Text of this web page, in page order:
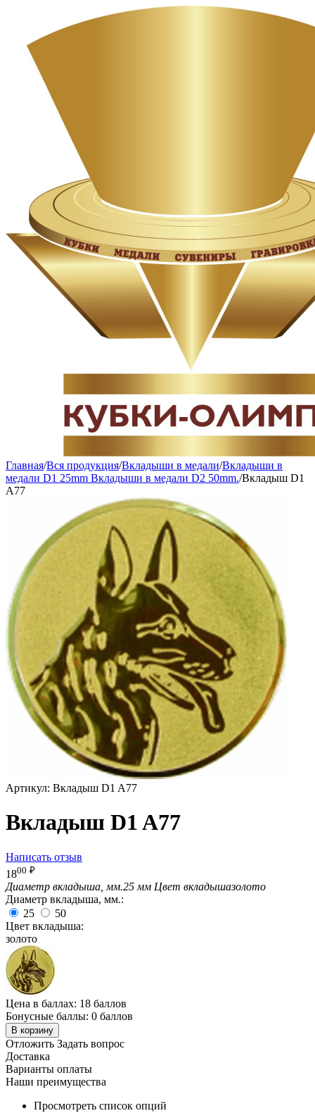
Главная/Вся продукция/Вкладыши в медали/Вкладыши в
медали D1 25mm Вкладыши в медали D2 50mm./Вкладыш D1
A77
Артикул: Вкладыш D1 A77
Вкладыш D1 A77
Написать отзыв
1800 ₽
Диаметр вкладыша, мм.25 мм Цвет вкладышазолото
Диаметр вкладыша, мм.:
25
50
Цвет вкладыша:
золото
Цена в баллах: 18 баллов
Бонусные баллы: 0 баллов
В корзину
Отложить Задать вопрос
Доставка
Варианты оплаты
Наши преимущества
Просмотреть список опций